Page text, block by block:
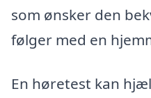
som ønsker den
følger med en
En høretest kan